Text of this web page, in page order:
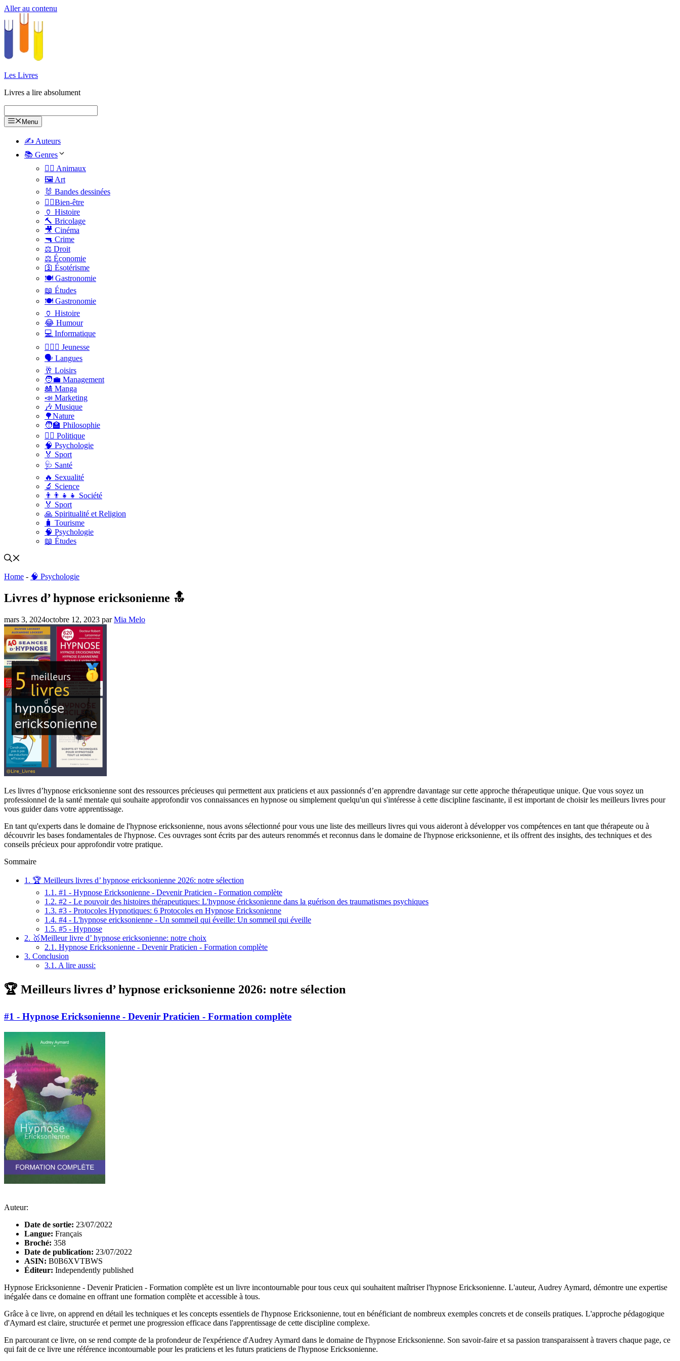
Aller au contenu
Les Livres
Livres a lire absolument
Menu
✍️ Auteurs
📚 Genres
🐕‍🦺 Animaux
🖼️ Art
🐰 Bandes dessinées
🧑‍⚕️Bien-être
🏺 Histoire
🔨 Bricolage
🎥 Cinéma
🔫 Crime
⚖️ Droit
⚖️ Économie
🛐 Ésotérisme
🍽️ Gastronomie
📖 Études
🍽️ Gastronomie
🏺 Histoire
😂 Humour
💻 Informatique
🤸🏽‍♀️ Jeunesse
🗣 Langues
🥂 Loisirs
🧑‍💼 Management
🎎 Manga
📣 Marketing
🎶 Musique
🌳Nature
🧑‍🏫 Philosophie
👨‍⚖️ Politique
🧠 Psychologie
🏅 Sport
🩺 Santé
🔥 Sexualité
🔬 Science
👨‍👨‍👧‍👧 Société
🏅 Sport
🙏 Spiritualité et Religion
🧳 Tourisme
🧠 Psychologie
📖 Études
Home - 🧠 Psychologie
Livres d’ hypnose ericksonienne 🔝
mars 3, 2024octobre 12, 2023 parMia Melo
Les livres d’hypnose ericksonienne sont des ressources précieuses qui permettent aux praticiens et aux passionnés d’en apprendre davantage sur cette approche thérapeutique unique. Que vous soyez un
professionnel de la santé mentale qui souhaite approfondir vos connaissances en hypnose ou simplement quelqu'un qui s'intéresse à cette discipline fascinante, il est important de choisir les meilleurs livres pour
vous guider dans votre apprentissage.
En tant qu'experts dans le domaine de l'hypnose ericksonienne, nous avons sélectionné pour vous une liste des meilleurs livres qui vous aideront à développer vos compétences en tant que thérapeute ou à
découvrir les bases fondamentales de l'hypnose. Ces ouvrages sont écrits par des auteurs renommés et reconnus dans le domaine de l'hypnose ericksonienne, et ils offrent des insights, des techniques et des
conseils précieux pour approfondir votre pratique.
Sommaire
1. 🏆 Meilleurs livres d’ hypnose ericksonienne 2026: notre sélection
1.1. #1 - Hypnose Ericksonienne - Devenir Praticien - Formation complète
1.2. #2 - Le pouvoir des histoires thérapeutiques: L'hypnose éricksonienne dans la guérison des traumatismes psychiques
1.3. #3 - Protocoles Hypnotiques: 6 Protocoles en Hypnose Ericksonienne
1.4. #4 - L'hypnose ericksonienne - Un sommeil qui éveille: Un sommeil qui éveille
1.5. #5 - Hypnose
2. 🥇Meilleur livre d’ hypnose ericksonienne: notre choix
2.1. Hypnose Ericksonienne - Devenir Praticien - Formation complète
3. Conclusion
3.1. A lire aussi:
🏆 Meilleurs livres d’ hypnose ericksonienne 2026: notre sélection
#1 - Hypnose Ericksonienne - Devenir Praticien - Formation complète
Auteur:
Date de sortie: 23/07/2022
Langue: Français
Broché: 358
Date de publication: 23/07/2022
ASIN: B0B6XVTBWS
Éditeur: Independently published
Hypnose Ericksonienne - Devenir Praticien - Formation complète est un livre incontournable pour tous ceux qui souhaitent maîtriser l'hypnose Ericksonienne. L'auteur, Audrey Aymard, démontre une expertise
inégalée dans ce domaine en offrant une formation complète et accessible à tous.
Grâce à ce livre, on apprend en détail les techniques et les concepts essentiels de l'hypnose Ericksonienne, tout en bénéficiant de nombreux exemples concrets et de conseils pratiques. L'approche pédagogique
d'Aymard est claire, structurée et permet une progression efficace dans l'apprentissage de cette discipline complexe.
En parcourant ce livre, on se rend compte de la profondeur de l'expérience d'Audrey Aymard dans le domaine de l'hypnose Ericksonienne. Son savoir-faire et sa passion transparaissent à travers chaque page, ce
qui fait de ce livre une référence incontournable pour les praticiens et les futurs praticiens de l'hypnose Ericksonienne.